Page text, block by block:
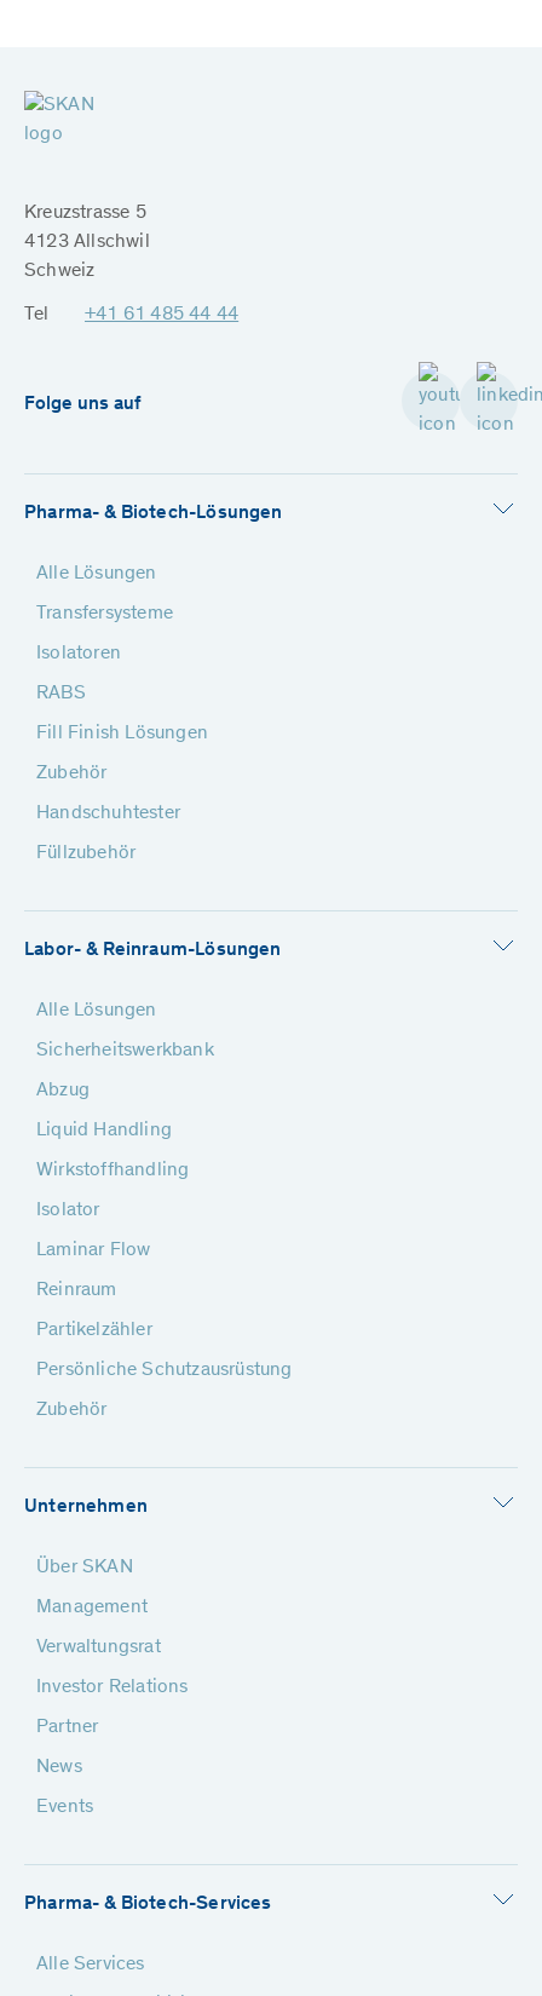
Kreuzstrasse 5
4123 Allschwil
Schweiz
Tel +41 61 485 44 44
Folge uns auf
Pharma- & Biotech-Lösungen
Alle Lösungen
Transfersysteme
Isolatoren
RABS
Fill Finish Lösungen
Zubehör
Handschuhtester
Füllzubehör
Labor- & Reinraum-Lösungen
Alle Lösungen
Sicherheitswerkbank
Abzug
Liquid Handling
Wirkstoffhandling
Isolator
Laminar Flow
Reinraum
Partikelzähler
Persönliche Schutzausrüstung
Zubehör
Unternehmen
Über SKAN
Management
Verwaltungsrat
Investor Relations
Partner
News
Events
Pharma- & Biotech-Services
Alle Services